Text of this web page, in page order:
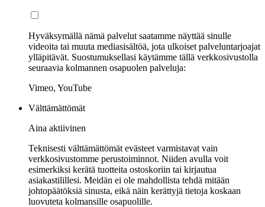
Hyväksymällä nämä palvelut saatamme näyttää sinulle
videoita tai muuta mediasisältöä, jota ulkoiset palveluntarjoajat
ylläpitävät. Suostumuksellasi käytämme tällä verkkosivustolla
seuraavia kolmannen osapuolen palveluja:
Vimeo, YouTube
Välttämättömät
Aina aktiivinen
Teknisesti välttämättömät evästeet varmistavat vain
verkkosivustomme perustoiminnot. Niiden avulla voit
esimerkiksi kerätä tuotteita ostoskoriin tai kirjautua
asiakastilillesi. Meidän ei ole mahdollista tehdä mitään
johtopäätöksiä sinusta, eikä näin kerättyjä tietoja koskaan
luovuteta kolmansille osapuolille.